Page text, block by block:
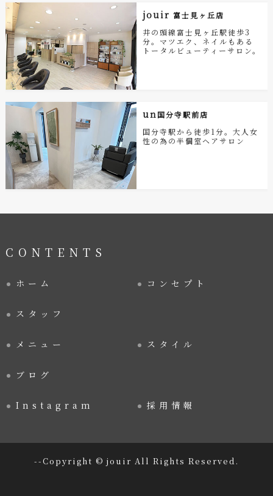
jouir 富士見ヶ丘店
井の頭線富士見ヶ丘駅徒歩3
分。マツエク、ネイルもある
トータルビューティーサロン。
un 国分寺駅前店
国分寺駅から徒歩1分。大人女
性の為の半個室ヘアサロン
CONTENTS
ホーム コンセプト
スタッフ
メニュー スタイル
ブログ
Instagram 採用情報
--Copyright © jouir All Rights Reserved.